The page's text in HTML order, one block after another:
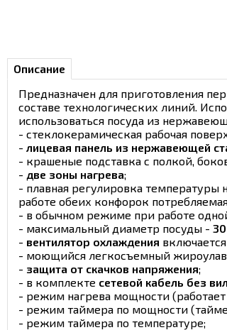
Описание
Предназначен для приготовления
составе технологических линий.
использоваться посуда из
- стеклокерамическая рабочая
- лицевая панель из нержавеющей
- крашеные подставка с полкой,
- две зоны нагрева;
- плавная регулировка температуры
работе обеих конфорок
- в обычном режиме при работе
- максимальный диаметр посуды -
- вентилятор охлаждения
- моющийся легкосъемный
- защита от скачков напряжения;
- в комплекте сетевой кабель без
- режим нагрева мощности (работает
- режим таймера по мощности
- режим таймера по температуре;